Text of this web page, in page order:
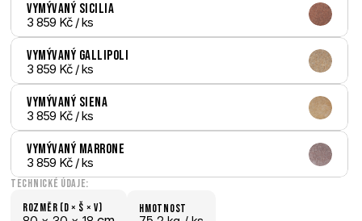
Vymývaný Sicilia
3 859 Kč / ks
Vymývaný Gallipoli
3 859 Kč / ks
Vymývaný Siena
3 859 Kč / ks
Vymývaný Marrone
3 859 Kč / ks
Technické údaje:
Rozměr (D × š × V)
hmotnost